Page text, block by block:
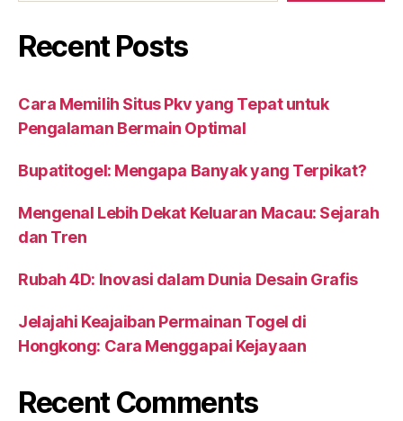
Recent Posts
Cara Memilih Situs Pkv yang Tepat untuk
Pengalaman Bermain Optimal
Bupatitogel: Mengapa Banyak yang Terpikat?
Mengenal Lebih Dekat Keluaran Macau: Sejarah
dan Tren
Rubah 4D: Inovasi dalam Dunia Desain Grafis
Jelajahi Keajaiban Permainan Togel di
Hongkong: Cara Menggapai Kejayaan
Recent Comments